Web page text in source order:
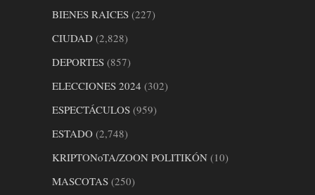
BIENES RAICES(227)
CIUDAD(2,828)
DEPORTES(857)
ELECCIONES 2024 (302)
ESPECTÁCULOS(959)
ESTADO(2,748)
KRIPTONoTA/ZOON POLITIKÓN(10)
MASCOTAS(250)